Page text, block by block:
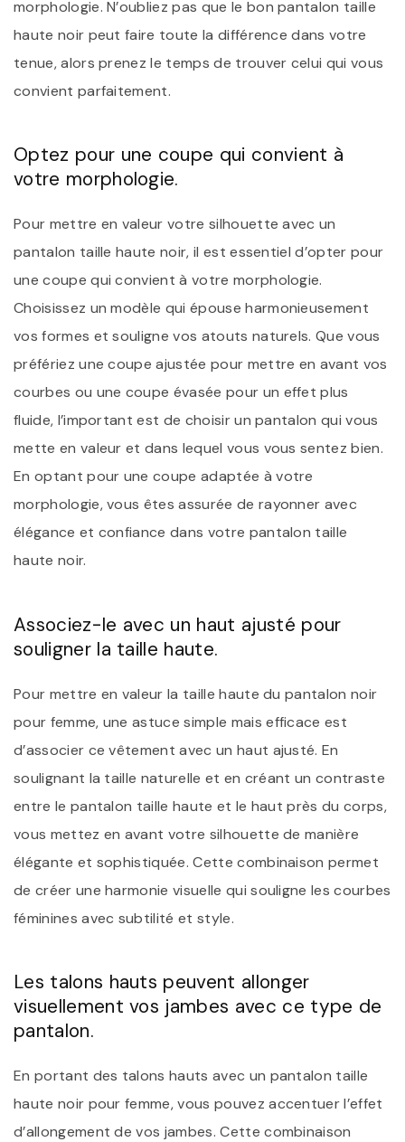
morphologie. N’oubliez pas que le bon pantalon taille
haute noir peut faire toute la différence dans votre
tenue, alors prenez le temps de trouver celui qui vous
convient parfaitement.
Optez pour une coupe qui convient à
votre morphologie.
Pour mettre en valeur votre silhouette avec un
pantalon taille haute noir, il est essentiel d’opter pour
une coupe qui convient à votre morphologie.
Choisissez un modèle qui épouse harmonieusement
vos formes et souligne vos atouts naturels. Que vous
préfériez une coupe ajustée pour mettre en avant vos
courbes ou une coupe évasée pour un effet plus
fluide, l’important est de choisir un pantalon qui vous
mette en valeur et dans lequel vous vous sentez bien.
En optant pour une coupe adaptée à votre
morphologie, vous êtes assurée de rayonner avec
élégance et confiance dans votre pantalon taille
haute noir.
Associez-le avec un haut ajusté pour
souligner la taille haute.
Pour mettre en valeur la taille haute du pantalon noir
pour femme, une astuce simple mais efficace est
d’associer ce vêtement avec un haut ajusté. En
soulignant la taille naturelle et en créant un contraste
entre le pantalon taille haute et le haut près du corps,
vous mettez en avant votre silhouette de manière
élégante et sophistiquée. Cette combinaison permet
de créer une harmonie visuelle qui souligne les courbes
féminines avec subtilité et style.
Les talons hauts peuvent allonger
visuellement vos jambes avec ce type de
pantalon.
En portant des talons hauts avec un pantalon taille
haute noir pour femme, vous pouvez accentuer l’effet
d’allongement de vos jambes. Cette combinaison